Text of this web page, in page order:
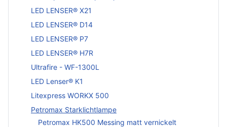
LED LENSER® X21
LED LENSER® D14
LED LENSER® P7
LED LENSER® H7R
Ultrafire - WF-1300L
LED Lenser® K1
Litexpress WORKX 500
Petromax Starklichtlampe
Petromax HK500 Messing matt vernickelt